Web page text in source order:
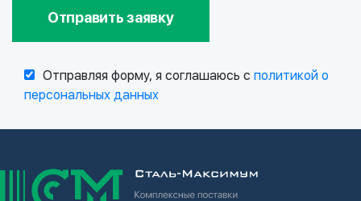
Отправить заявку
Отправляя форму, я соглашаюсь с политикой о
персональных данных